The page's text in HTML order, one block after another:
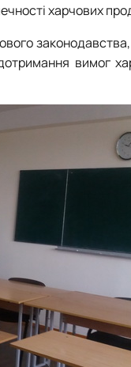
харчових
вимог